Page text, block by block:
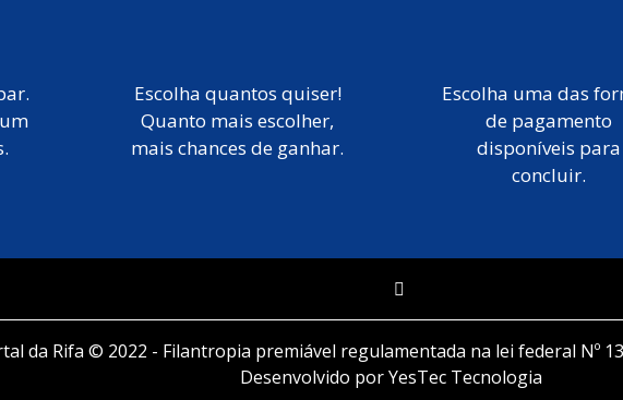
Escolha quantos quiser!
Quanto mais escolher,
mais chances de ganhar.
Escolha uma das
de pagamento
disponíveis para
concluir.
da Rifa © 2022 - Filantropia premiável regulamentada na lei federal Nº
Desenvolvido por YesTec Tecnologia